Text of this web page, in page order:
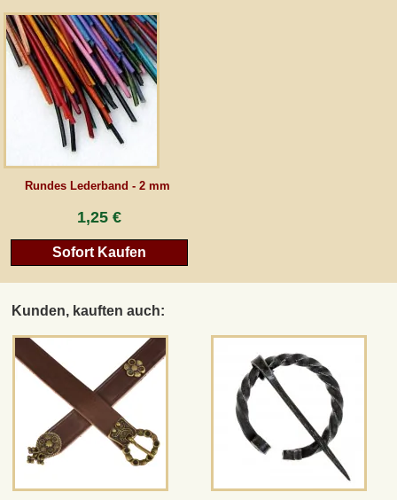
Rundes Lederband - 2 mm
1,25 €
Sofort Kaufen
Kunden, kauften auch:
AGB
Gästebuch
Newsletter
Vertrag wiederrufen
eventueller Zölle (bei Nicht-EU-Ländern). Durchgestrichene Preise entsprechen dem
bisherigen Preis bei peraperis.com.